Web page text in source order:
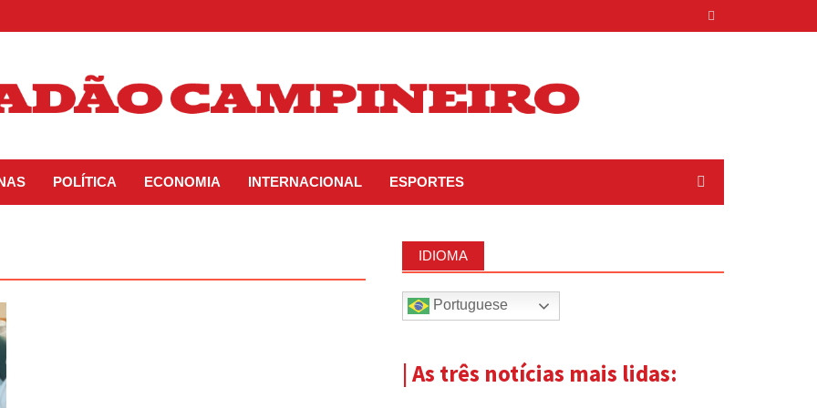
POLÍTICA ECONOMIA INTERNACIONAL ESPORTES
IDIOMA
Portuguese
| As três notícias mais lidas: